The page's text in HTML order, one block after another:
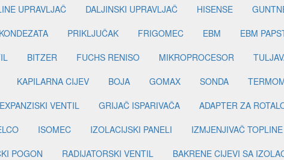
UPRAVLJAČ DALJINSKI UPRAVLJAČ HISENSE
PRIKLJUČAK FRIGOMEC EBM EBM
BITZER FUCHS RENISO MIKROPROCESOR
KAPILARNA CIJEV BOJA GOMAX SONDA
VENTIL GRIJAČ ISPARIVAČA ADAPTER ZA
ISOMEC IZOLACIJSKI PANELI IZMJENJIVAČ TOPLINE
POGON RADIJATORSKI VENTIL BAKRENE CIJEVI SA